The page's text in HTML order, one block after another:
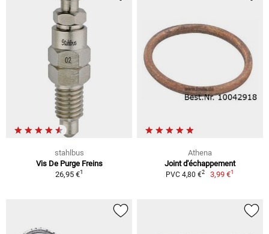
stahlbus
Vis De Purge Freins
26,95 €1
Athena
Joint d'échappement
PVC 4,80 €2 3,99 €1